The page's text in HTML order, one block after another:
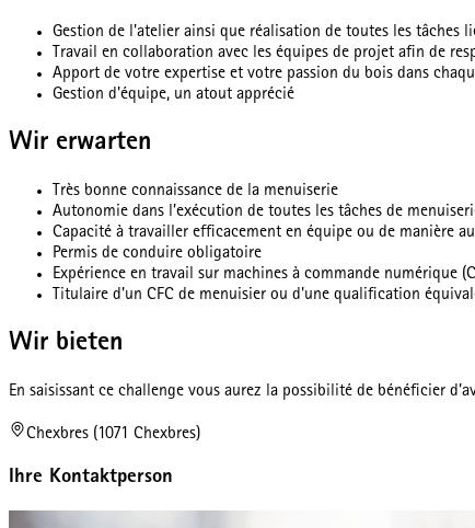
Gestion de l'atelier ainsi que réalisation de toutes les tâches
Travail en collaboration avec les équipes de projet afin de
Apport de votre expertise et votre passion du bois dans
Gestion d'équipe, un atout apprécié
Wir erwarten
Très bonne connaissance de la menuiserie
Autonomie dans l’exécution de toutes les tâches de
Capacité à travailler efficacement en équipe ou de manière
Permis de conduire obligatoire
Expérience en travail sur machines à commande numérique
Titulaire d'un CFC de menuisier ou d'une qualification
Wir bieten
En saisissant ce challenge vous aurez la possibilité de bénéficier
Chexbres (1071 Chexbres)
Ihre Kontaktperson